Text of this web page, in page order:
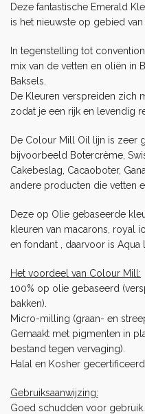
Deze fantastische Emerald
is het nieuwste op gebied van
In tegenstelling tot
mix van de vetten en oliën in
Baksels.
De Kleuren verspreiden zich
zodat je een rijk en levendig
De Colour Mill Oil lijn is zeer
bijvoorbeeld Botercrème ,
Cakebeslag, Cacaoboter,
andere producten die vetten
Deze op Olie gebaseerde
kleuren van macarons, royal
en fondant , daarvoor is Aqua
Het voordeel van Colour Mill:
100% op olie gebaseerd
bakken).
Micro-milling (graan- en
Gemaakt met pigmenten in
bestand tegen vervaging).
Halal en Kosher gecertificeerd.
Gebruiksaanwijzing:
Goed schudden voor gebruik.